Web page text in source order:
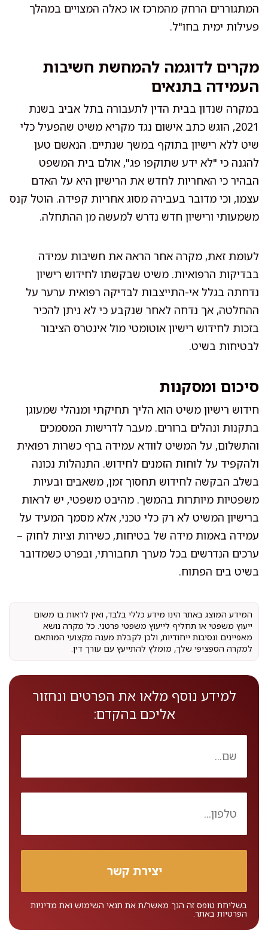
המתגוררים הרחק מהמרכז או כאלה המצויים במהלך
פעילות ימית בחו"ל.
מקרים לדוגמה להמחשת חשיבות
העמידה בתנאים
במקרה שנדון בבית הדין לתעבורה בתל אביב בשנת
2021, הוגש כתב אישום נגד מקריא משיט שהפעיל כלי
שיט ללא רישיון בתוקף במשך שנתיים. הנאשם טען
להגנה כי "לא ידע שתוקפו פג", אולם בית המשפט
הבהיר כי האחריות לחדש את הרישיון היא על האדם
עצמו, וכי מדובר בעבירה מסוג אחריות קפידה. הוטל קנס
משמעותי ורישיון חדש נדרש למעשה מן ההתחלה.
לעומת זאת, מקרה אחר הראה את חשיבות עמידה
בבדיקות הרפואיות. משיט שבקשתו לחידוש רישיון
נדחתה בגלל אי-התייצבות לבדיקה רפואית ערער על
ההחלטה, אך נדחה לאחר שנקבע כי לא ניתן להכיר
בזכות לחידוש רישיון אוטומטי מול אינטרס הציבור
לבטיחות בשיט.
סיכום ומסקנות
חידוש רישיון משיט הוא הליך תחיקתי ומנהלי שמעוגן
בתקנות ונהלים ברורים. מעבר לדרישות המסמכים
והתשלום, על המשיט לוודא עמידה ברף כשרות רפואית
ולהקפיד על לוחות הזמנים לחידוש. התנהלות נכונה
בשלב הבקשה לחידוש תחסוך זמן, משאבים ובעיות
משפטיות מיותרות בהמשך. מהיבט משפטי, יש לראות
ברישיון המשיט לא רק כלי טכני, אלא מסמך המעיד על
עמידה באמות מידה של בטיחות, כשירות וציות לחוק –
ערכים הנדרשים בכל מערך תחבורתי, ובפרט כשמדובר
בשיט בים הפתוח.
המידע המוצג באתר הינו מידע כללי בלבד, ואין לראות בו משום
ייעוץ משפטי או תחליף לייעוץ משפטי פרטני. כל מקרה נושא
מאפיינים ונסיבות ייחודיות, ולכן לקבלת מענה מקצועי המותאם
למקרה הספציפי שלך, מומלץ להתייעץ עם עורך דין.
למידע נוסף מלאו את הפרטים ונחזור
אליכם בהקדם:
בשליחת טופס זה הנך מאשר/ת את תנאי השימוש ואת מדיניות
הפרטיות באתר.